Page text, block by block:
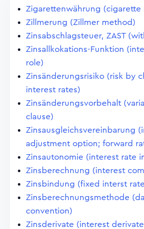
Zigarettenwährung (cigarette
Zillmerung (Zillmer method)
Zinsabschlagsteuer, ZAST
Zinsallkokations-Funktion
role)
Zinsänderungsrisiko (risk by
interest rates)
Zinsänderungsvorbehalt
clause)
Zinsausgleichsvereinbarung
adjustment option; forward
Zinsautonomie (interest rate
Zinsberechnung (interest
Zinsbindung (fixed interst
Zinsberechnungsmethode
convention)
Zinsderivate (interest